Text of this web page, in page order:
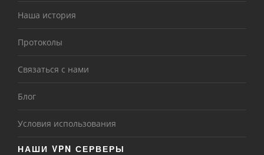
Наша история
Протоколы
Связаться с нами
Блог
Условия использования
НАШИ VPN СЕРВЕРЫ